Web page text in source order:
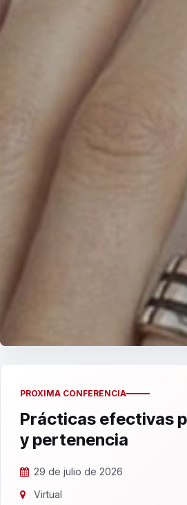
PROXIMA CONFERENCIA
Prácticas efectivas
y pertenencia
29 de julio de 2026
Virtual